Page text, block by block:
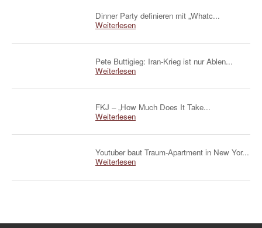
Dinner Party definieren mit „Whatc...
Weiterlesen
Pete Buttigieg: Iran-Krieg ist nur Ablen...
Weiterlesen
FKJ – „How Much Does It Take...
Weiterlesen
Youtuber baut Traum-Apartment in New Yor...
Weiterlesen